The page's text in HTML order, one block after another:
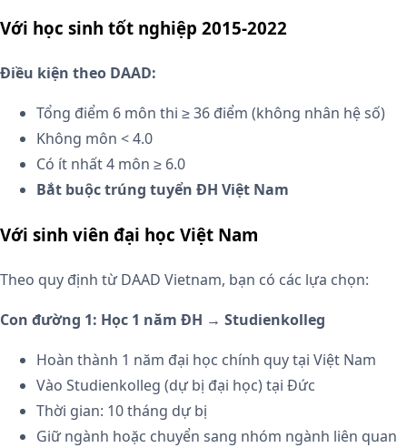
Với học sinh tốt nghiệp 2015-2022
Điều kiện theo DAAD:
Tổng điểm 6 môn thi ≥ 36 điểm (không nhân hệ số)
Không môn < 4.0
Có ít nhất 4 môn ≥ 6.0
Bắt buộc trúng tuyển ĐH Việt Nam
Với sinh viên đại học Việt Nam
Theo quy định từ DAAD Vietnam, bạn có các lựa chọn:
Con đường 1: Học 1 năm ĐH → Studienkolleg
Hoàn thành 1 năm đại học chính quy tại Việt Nam
Vào Studienkolleg (dự bị đại học) tại Đức
Thời gian: 10 tháng dự bị
Giữ ngành hoặc chuyển sang nhóm ngành liên quan